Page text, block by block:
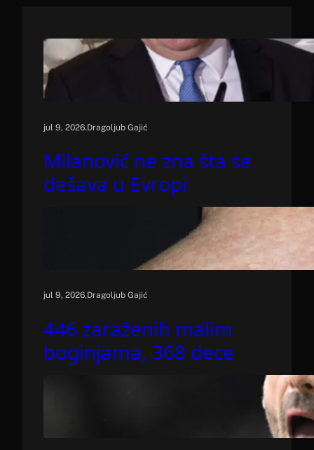
jul 9, 2026.Dragoljub Gajić
Milanović ne zna šta se
dešava u Evropi
jul 9, 2026.Dragoljub Gajić
446 zaraženih malim
boginjama, 368 dece